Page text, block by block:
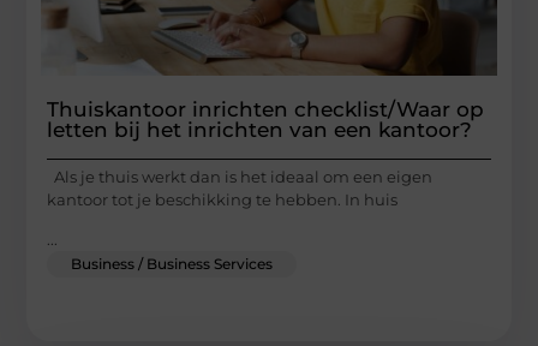
Thuiskantoor inrichten checklist/Waar op
letten bij het inrichten van een kantoor?
Als je thuis werkt dan is het ideaal om een eigen
kantoor tot je beschikking te hebben. In huis
...
Business / Business Services